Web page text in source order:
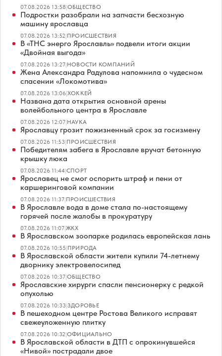
07.08.2026 13:58|ОБЩЕСТВО
Подростки разобрали на запчасти бесхозную
машину ярославца
07.08.2026 13:52|ПРОИСШЕСТВИЯ
В «ТНС энерго Ярославль» подвели итоги акции
«Двойная выгода»
07.08.2026 13:27|НОВОСТИ КОМПАНИЙ
Жена Александра Радулова напомнила о чудесном
спасении «Локомотива»
07.08.2026 13:06|ХОККЕЙ
Названа дата открытия основной арены
волейбольного центра в Ярославле
07.08.2026 12:07|НАУКА
Ярославцу грозит пожизненный срок за госизмену
07.08.2026 11:53|ПРОИСШЕСТВИЯ
Победителям забега в Ярославле вручат бетонную
крышку люка
07.08.2026 11:44|СПОРТ
Ярославец не смог оспорить штраф и пени от
каршеринговой компании
07.08.2026 11:37|ПРОИСШЕСТВИЯ
В Ярославле вода в доме стала по-настоящему
горячей после жалобы в прокуратуру
07.08.2026 11:07|ЖКХ
В Ярославском зоопарке родилась европейская лань
07.08.2026 10:55|ПРИРОДА
В Ярославской области жители купили 74-летнему
дворнику электровелосипед
07.08.2026 10:37|ОБЩЕСТВО
Ярославские хирурги спасли пенсионерку с редкой
опухолью
07.08.2026 10:33|ЗДОРОВЬЕ
В пешеходном центре Ростова Великого исправят
свежеуложенную плитку
07.08.2026 10:32|ОФИЦИАЛЬНО
В Ярославской области в ДТП с опрокинувшейся
«Нивой» пострадали двое